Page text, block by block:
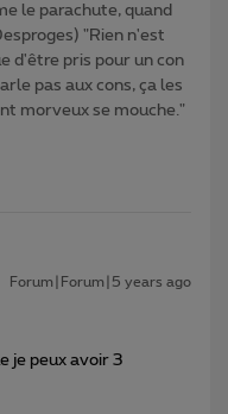
le parachute, quand
"Rien n'est
d'être pris pour un con
pas aux cons, ça les
morveux se mouche."
Forum|Forum|5 years ago
je peux avoir 3